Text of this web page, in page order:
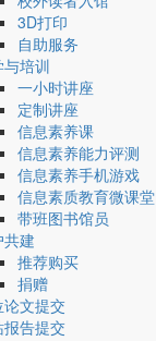
3D打印
自助服务
培训
一小时讲座
定制讲座
信息素养课
信息素养能力评测
信息素养手机游戏
信息素质教育微课堂
带班图书馆员
共建
推荐购买
捐赠
论文提交
报告提交